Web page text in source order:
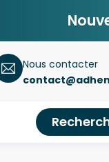
Nous contacter